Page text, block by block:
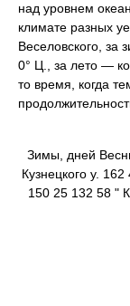
над уровнем
климате разных
Веселовского, за
0° Ц., за лето —
то время, когда
Зимы, дней
Кузнецкого у.
150 25 132 58 "